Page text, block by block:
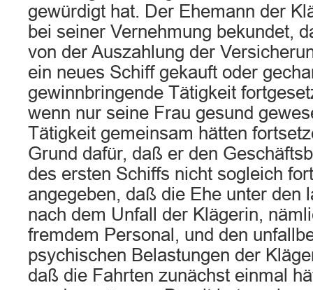
gewürdigt hat. Der Ehemann der
bei seiner Vernehmung bekundet,
von der Auszahlung der
ein neues Schiff gekauft oder
gewinnbringende Tätigkeit
wenn nur seine Frau gesund
Tätigkeit gemeinsam hätten
Grund dafür, daß er den
des ersten Schiffs nicht sogleich
angegeben, daß die Ehe unter den
nach dem Unfall der Klägerin,
fremdem Personal, und den
psychischen Belastungen der
daß die Fahrten zunächst einmal